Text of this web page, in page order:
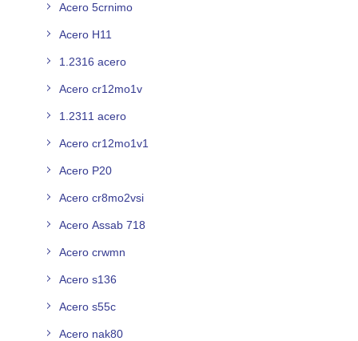
Acero 5crnimo
Acero H11
1.2316 acero
Acero cr12mo1v
1.2311 acero
Acero cr12mo1v1
Acero P20
Acero cr8mo2vsi
Acero Assab 718
Acero crwmn
Acero s136
Acero s55c
Acero nak80